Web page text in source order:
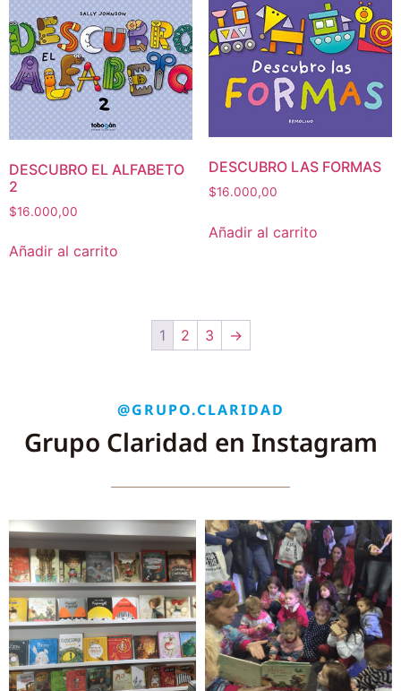
DESCUBRO EL ALFABETO
2
$16.000,00
Añadir al carrito
DESCUBRO LAS FORMAS
$16.000,00
Añadir al carrito
1 2 3 →
@GRUPO.CLARIDAD
Grupo Claridad en Instagram